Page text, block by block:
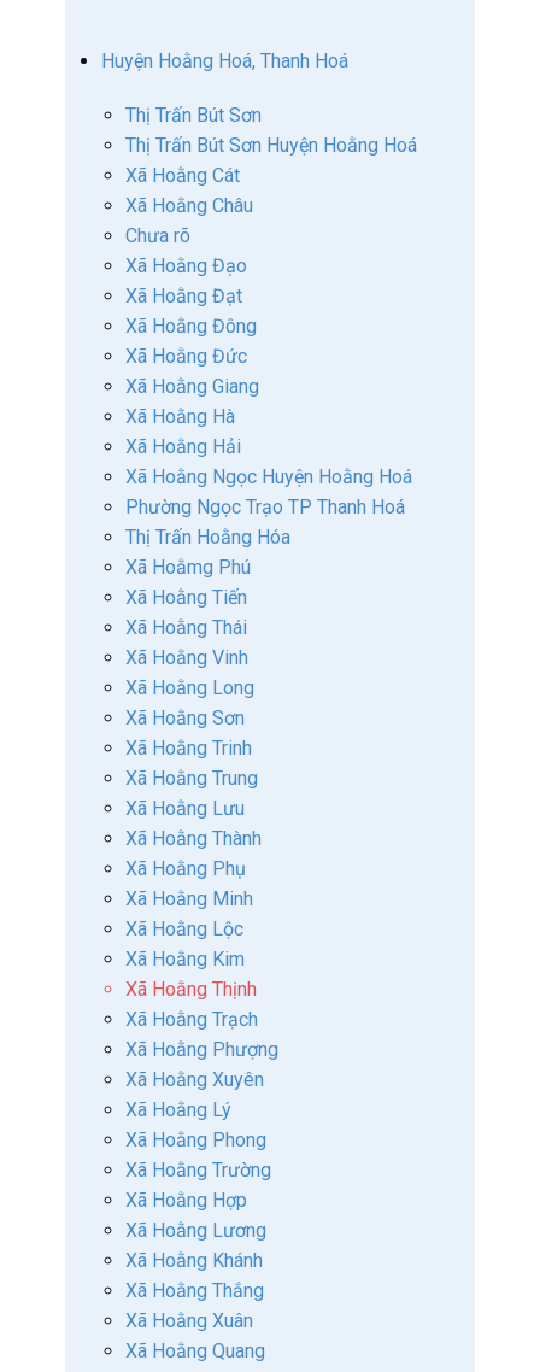
Huyện Hoằng Hoá, Thanh Hoá
Thị Trấn Bút Sơn
Thị Trấn Bút Sơn Huyện Hoằng Hoá
Xã Hoằng Cát
Xã Hoằng Châu
Chưa rõ
Xã Hoằng Đạo
Xã Hoằng Đạt
Xã Hoằng Đông
Xã Hoằng Đức
Xã Hoằng Giang
Xã Hoằng Hà
Xã Hoằng Hải
Xã Hoằng Ngọc Huyện Hoằng Hoá
Phường Ngọc Trạo TP Thanh Hoá
Thị Trấn Hoằng Hóa
Xã Hoằmg Phú
Xã Hoằng Tiến
Xã Hoằng Thái
Xã Hoằng Vinh
Xã Hoằng Long
Xã Hoằng Sơn
Xã Hoằng Trinh
Xã Hoằng Trung
Xã Hoằng Lưu
Xã Hoằng Thành
Xã Hoằng Phụ
Xã Hoằng Minh
Xã Hoằng Lộc
Xã Hoằng Kim
Xã Hoằng Thịnh
Xã Hoằng Trạch
Xã Hoằng Phượng
Xã Hoằng Xuyên
Xã Hoằng Lý
Xã Hoằng Phong
Xã Hoằng Trường
Xã Hoằng Hợp
Xã Hoằng Lương
Xã Hoằng Khánh
Xã Hoằng Thắng
Xã Hoằng Xuân
Xã Hoằng Quang